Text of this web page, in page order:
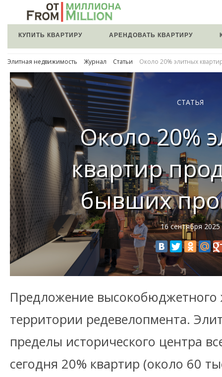
КУПИТЬ КВАРТИРУ АРЕНДОВАТЬ КВАРТИРУ
Элитная недвижимость Журнал Статьи Около 20% элитных
СТАТЬЯ
Около 20%
квартир
бывших
16 сентября 2025
Предложение
территории редевелопмента.
пределы исторического центра
сегодня 20% квартир (около 60